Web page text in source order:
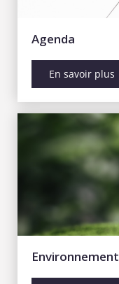
Agenda
En savoir plus
Environnement